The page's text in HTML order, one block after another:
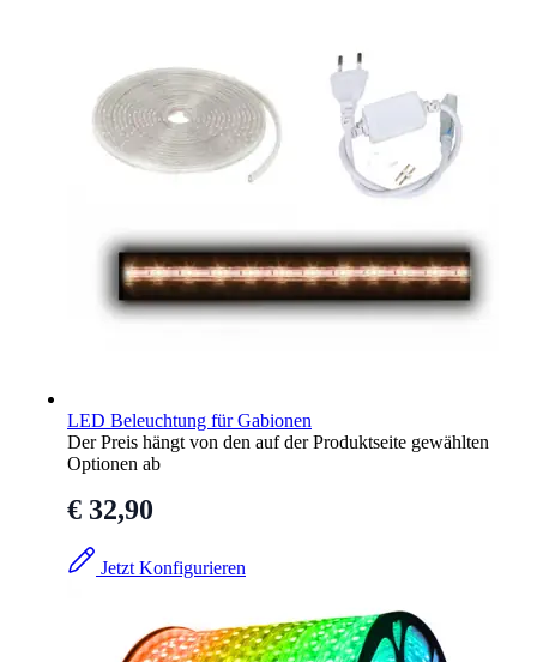
LED Beleuchtung für Gabionen
Der Preis hängt von den auf der Produktseite gewählten
Optionen ab
€ 32,90
Jetzt Konfigurieren